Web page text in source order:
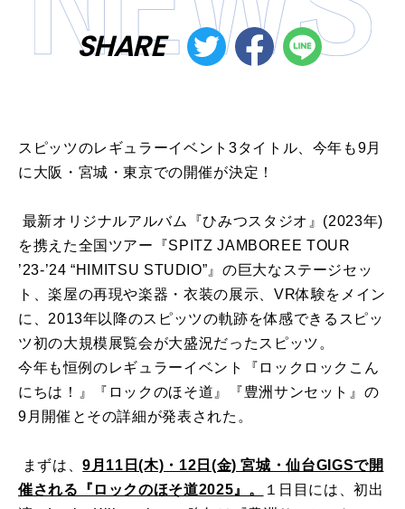
SHARE
スピッツのレギュラーイベント3タイトル、今年も9月
に大阪・宮城・東京での開催が決定！
最新オリジナルアルバム『ひみつスタジオ』(2023年)
を携えた全国ツアー『SPITZ JAMBOREE TOUR
’23-’24 “HIMITSU STUDIO”』の巨大なステージセッ
ト、楽屋の再現や楽器・衣装の展示、VR体験をメイン
に、2013年以降のスピッツの軌跡を体感できるスピッ
ツ初の大規模展覧会が大盛況だったスピッツ。
今年も恒例のレギュラーイベント『ロックロックこん
にちは！』『ロックのほそ道』『豊洲サンセット』の
9月開催とその詳細が発表された。
まずは、9月11日(木)・12日(金) 宮城・仙台GIGSで開
催される『ロックのほそ道2025』。
１日目には、初出